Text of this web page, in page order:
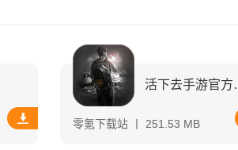
活
零氪下载站 丨 251.53 MB